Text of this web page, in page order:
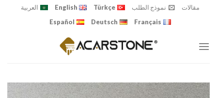
مقالات نموذج الطلب Türkçe
English
العربية
Français
Deutsch
Español